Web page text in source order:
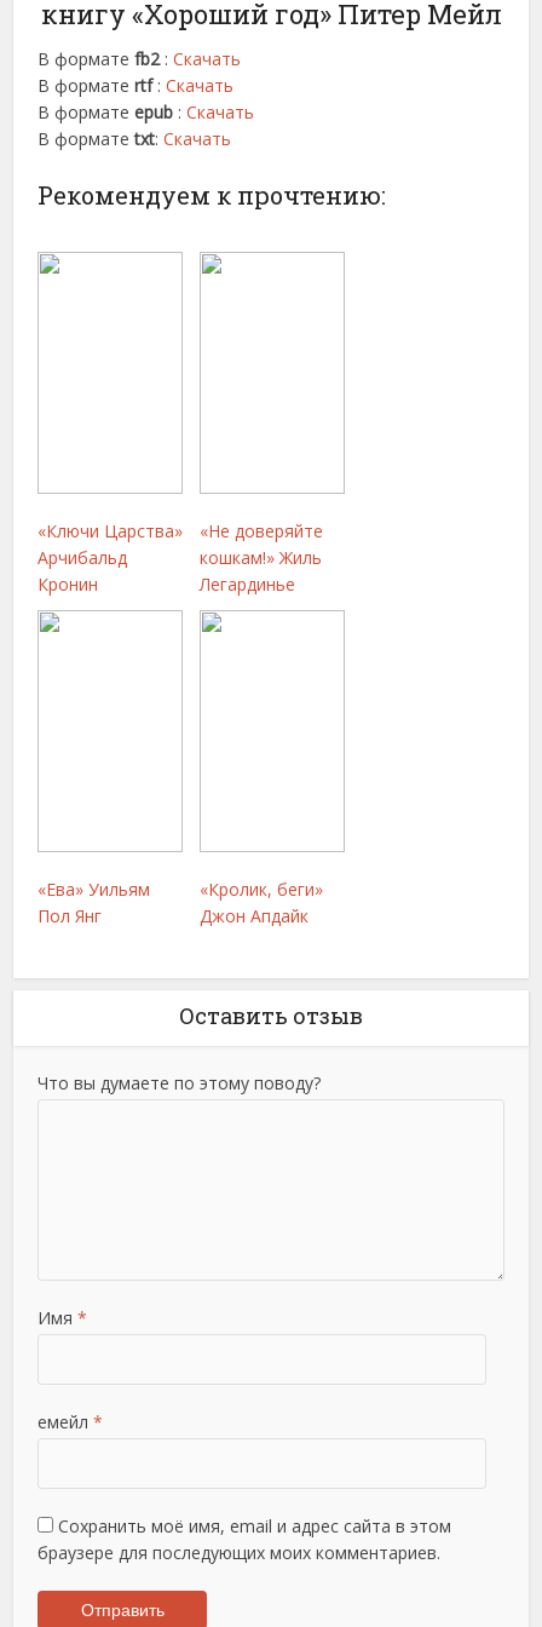
книгу «Хороший год» Питер Мейл
В форматеfb2:Скачать
В форматеrtf :Скачать
В форматеepub :Скачать
В форматеtxt:Скачать
Рекомендуем к прочтению:
«Ключи Царства»
Арчибальд
Кронин
«Не доверяйте
кошкам!» Жиль
Легардинье
«Ева» Уильям
Пол Янг
«Кролик, беги»
Джон Апдайк
Оставить отзыв
Что вы думаете по этому поводу?
Имя *
емейл *
Сохранить моё имя, email и адрес сайта в этом
браузере для последующих моих комментариев.